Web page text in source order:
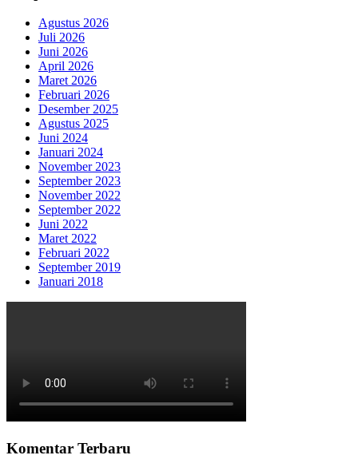
Agustus 2026
Juli 2026
Juni 2026
April 2026
Maret 2026
Februari 2026
Desember 2025
Agustus 2025
Juni 2024
Januari 2024
November 2023
September 2023
November 2022
September 2022
Juni 2022
Maret 2022
Februari 2022
September 2019
Januari 2018
Komentar Terbaru